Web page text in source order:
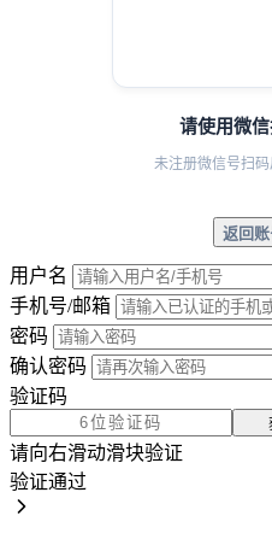
请使用微
未注册微信号扫
返回
用户名
手机号/邮箱
密码
确认密码
验证码
请向右滑动滑块验证
验证通过